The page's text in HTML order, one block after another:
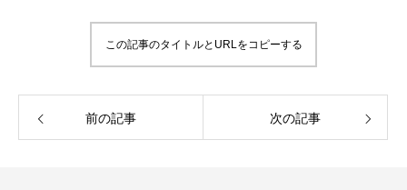
この記事のタイトルとURLをコピーする
前の記事 次の記事